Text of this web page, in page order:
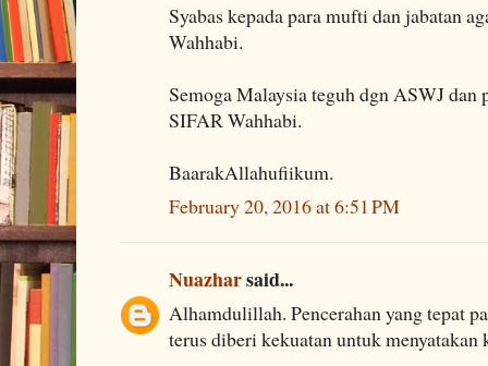
Syabas kepada para mufti dan jabatan
Wahhabi.
Semoga Malaysia teguh dgn ASWJ dan
SIFAR Wahhabi.
BaarakAllahufiikum.
February 20, 2016 at 6:51 PM
Nuazharsaid...
Alhamdulillah. Pencerahan yang tepat
terus diberi kekuatan untuk menyatakan